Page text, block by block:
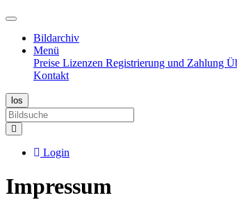
Bildarchiv
Menü
Preise Lizenzen Registrierung und Zahlung
Kontakt
Login
Impressum